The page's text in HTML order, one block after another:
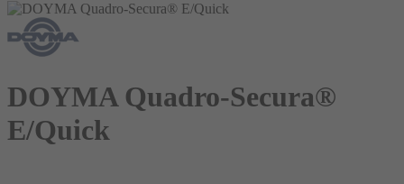
DOYMA Quadro-Secura®
E/Quick